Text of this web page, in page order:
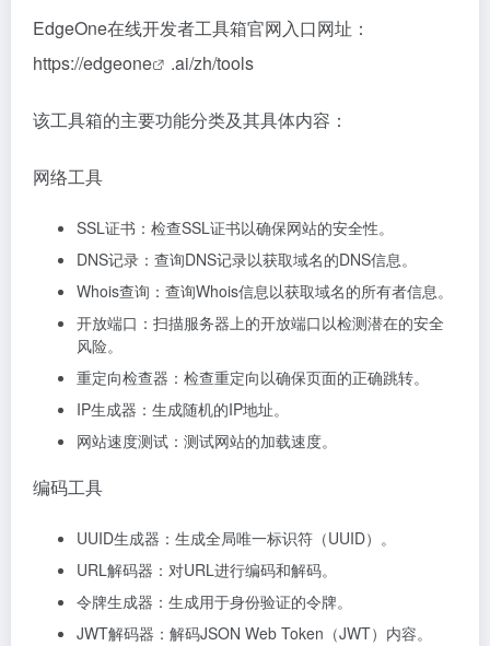
EdgeOne在线开发者工具箱官网入口网址：
https://edgeone .ai/zh/tools
该工具箱的主要功能分类及其具体内容：
网络工具
SSL证书：检查SSL证书以确保网站的安全性。
DNS记录：查询DNS记录以获取域名的DNS信息。
Whois查询：查询Whois信息以获取域名的所有者信息。
开放端口：扫描服务器上的开放端口以检测潜在的安全
风险。
重定向检查器：检查重定向以确保页面的正确跳转。
IP生成器：生成随机的IP地址。
网站速度测试：测试网站的加载速度。
编码工具
UUID生成器：生成全局唯一标识符（UUID）。
URL解码器：对URL进行编码和解码。
令牌生成器：生成用于身份验证的令牌。
JWT解码器：解码JSON Web Token（JWT）内容。